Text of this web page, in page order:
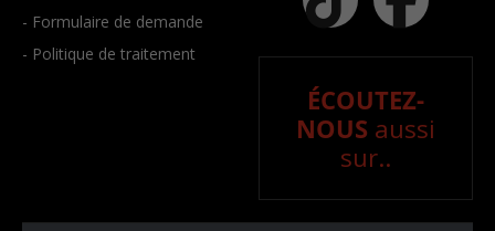
- Formulaire de demande
- Politique de traitement
ÉCOUTEZ-
NOUS aussi
sur..